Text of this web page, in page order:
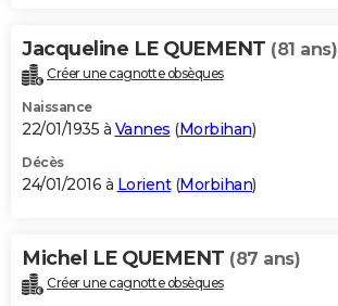
Jacqueline LE QUEMENT (81 ans)
Créer une cagnotte obsèques
Naissance
22/01/1935 à Vannes (Morbihan)
Décès
24/01/2016 à Lorient(Morbihan)
Michel LE QUEMENT (87 ans)
Créer une cagnotte obsèques